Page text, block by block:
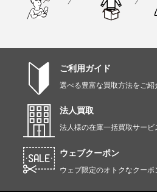
ご利用ガイド
選べる豊富な買取方法をご紹
法人買取
法人様の在庫一括買取サービ
ウェブクーポン
ウェブ限定のオトクなクーポ